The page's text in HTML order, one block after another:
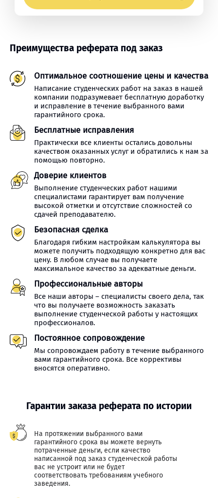
Преимущества реферата под заказ
Оптимальное соотношение цены и качества
Написание студенческих работ на заказ в нашей
компании подразумевает бесплатную доработку
и исправление в течение выбранного вами
гарантийного срока.
Бесплатные исправления
Практически все клиенты остались довольны
качеством оказанных услуг и обратились к нам за
помощью повторно.
Доверие клиентов
Выполнение студенческих работ нашими
специалистами гарантирует вам получение
высокой отметки и отсутствие сложностей со
сдачей преподавателю.
Безопасная сделка
Благодаря гибким настройкам калькулятора вы
можете получить подходящую конкретно для вас
цену. В любом случае вы получаете
максимальное качество за адекватные деньги.
Профессиональные авторы
Все наши авторы – специалисты своего дела, так
что вы получаете возможность заказать
выполнение студенческой работы у настоящих
профессионалов.
Постоянное сопровождение
Мы сопровождаем работу в течение выбранного
вами гарантийного срока. Все коррективы
вносятся оперативно.
Гарантии заказа реферата по истории
На протяжении выбранного вами
гарантийного срока вы можете вернуть
потраченные деньги, если качество
написанной под заказ студенческой работы
вас не устроит или не будет
соответствовать требованиям учебного
заведения.